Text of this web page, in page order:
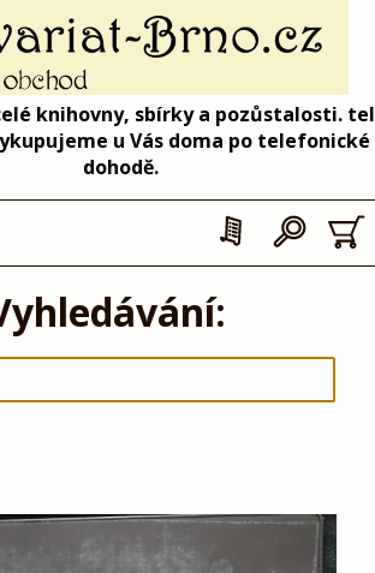
knihovny, sbírky a pozůstalosti. tel
u Vás doma po telefonické
dohodě.